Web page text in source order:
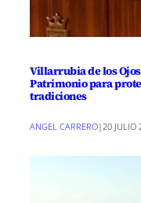
Villarrubia de los
Patrimonio para
tradiciones
ANGEL CARRERO|20 JULIO